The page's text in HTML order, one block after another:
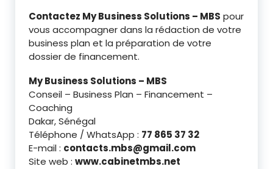
Contactez My Business Solutions – MBS pour
vous accompagner dans la rédaction de votre
business plan et la préparation de votre
dossier de financement.
My Business Solutions – MBS
Conseil – Business Plan – Financement –
Coaching
Dakar, Sénégal
Téléphone / WhatsApp : 77 865 37 32
E-mail : contacts.mbs@gmail.com
Site web : www.cabinetmbs.net